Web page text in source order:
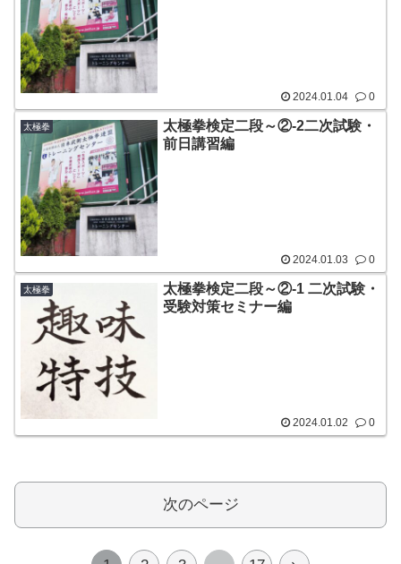
2024.01.04 0
太極拳
太極拳検定二段～②-2二次試験・
前日講習編
2024.01.03 0
太極拳
太極拳検定二段～②-1 二次試験・
受験対策セミナー編
2024.01.02 0
次のページ